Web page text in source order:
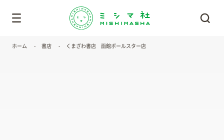
ホーム 書店 くまざわ書店 函館ポールスター店